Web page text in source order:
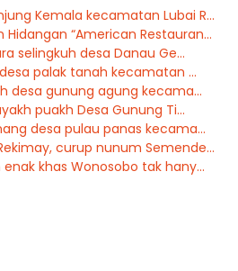
Kemala kecamatan Lubai R...
“American Restauran...
selingkuh desa Danau Ge...
palak tanah kecamatan ...
desa gunung agung kecama...
puakh Desa Gunung Ti...
desa pulau panas kecama...
curup nunum Semende...
khas Wonosobo tak hany...